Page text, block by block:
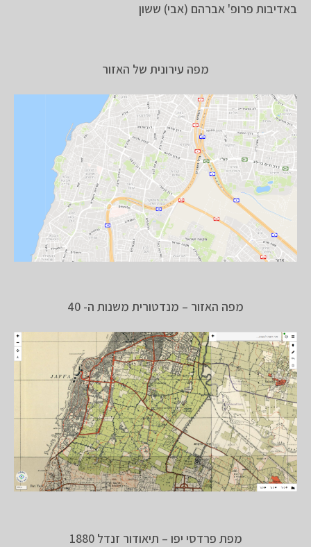
באדיבות פרופ' אברהם (אבי) ששון
מפה עירונית של האזור
מפה האזור – מנדטורית משנות ה- 40
מפת פרדסי יפו – תיאודור זנדל 1880